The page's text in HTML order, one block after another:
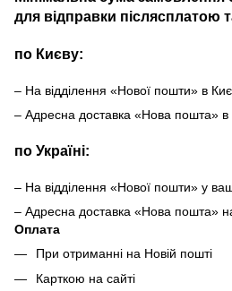
для відправки післясплатою
по Києву:
– На відділення «Нової пошти» в
– Адресна доставка «Нова пошта» в
по Україні:
– На відділення «Нової пошти» у
– Адресна доставка «Нова пошта»
Оплата
При отриманні на Новій пошті
Карткою на сайті